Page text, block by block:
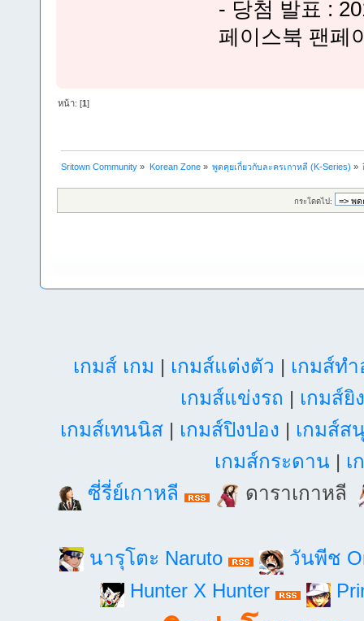
- 당첨 발표 :
페이스북 팬페
หน้า: [1]
Sritown Community » Korean Zone» พูดคุยเกี่ยวกับละครเกาหลี (K-Series) »
กระโดดไป:
เกมส์ เกม | เกมส์แต่งตัว | เกมส์ท
เกมส์แข่งรถ | เกมส์ยิ
เกมส์เทนนิส| เกมส์ปิงปอง | เกมส์ส
เกมส์กระดาน | เ
ซี่รี่ย์เกาหลี
ดาราเกาหลี
นารุโตะ Naruto
วันพีช
Hunter X Hunter